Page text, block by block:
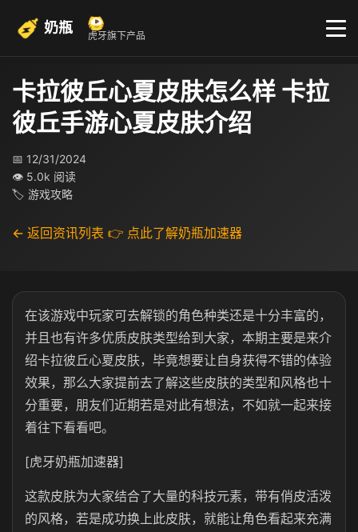
奶瓶 虎牙旗下产品
卡拉彼丘心夏皮肤怎么样 卡拉
彼丘手游心夏皮肤介绍
📅 12/31/2024
👁 5.0k 阅读
🏷 游戏攻略
← 返回资讯列表 👉 点此了解奶瓶加速器
在该游戏中玩家可去解锁的角色种类还是十分丰富的，
并且也有许多优质皮肤类型给到大家，本期主要是来介
绍卡拉彼丘心夏皮肤，毕竟想要让自身获得不错的体验
效果，那么大家提前去了解这些皮肤的类型和风格也十
分重要，朋友们近期若是对此有想法，不如就一起来接
着往下看看吧。
[虎牙奶瓶加速器]
这款皮肤为大家结合了大量的科技元素，带有俏皮活泼
的风格，若是成功换上此皮肤，就能让角色看起来充满